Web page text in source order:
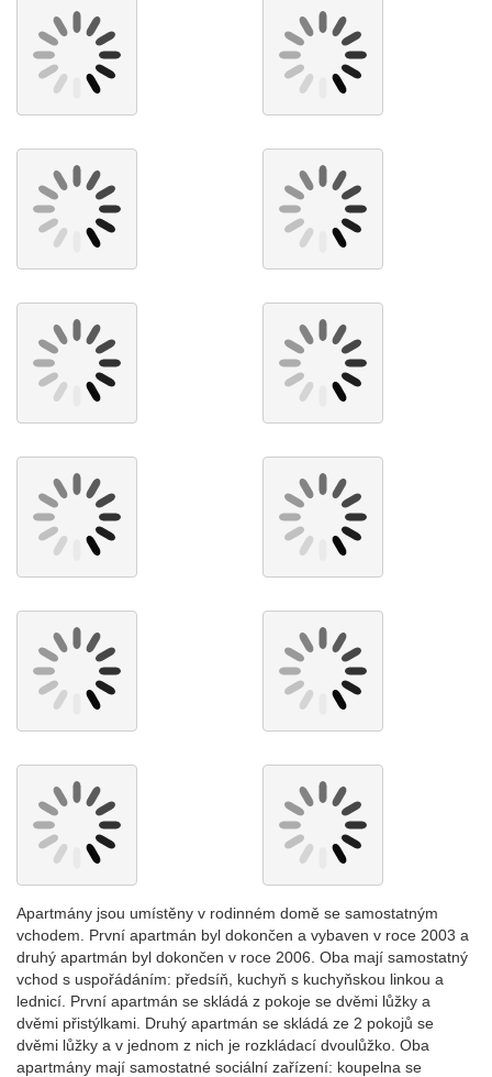
Apartmány jsou umístěny v rodinném domě se samostatným
vchodem. První apartmán byl dokončen a vybaven v roce 2003 a
druhý apartmán byl dokončen v roce 2006. Oba mají samostatný
vchod s uspořádáním: předsíň, kuchyň s kuchyňskou linkou a
lednicí. První apartmán se skládá z pokoje se dvěmi lůžky a
dvěmi přistýlkami. Druhý apartmán se skládá ze 2 pokojů se
dvěmi lůžky a v jednom z nich je rozkládací dvoulůžko. Oba
apartmány mají samostatné sociální zařízení: koupelna se